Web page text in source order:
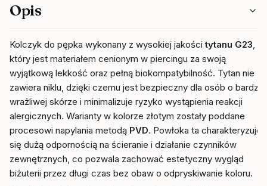
Opis
Kolczyk do pępka wykonany z wysokiej jakościtytanu G23,
który jest materiałem cenionym w piercingu za swoją
wyjątkową lekkość oraz pełną biokompatybilność. Tytan nie
zawiera niklu, dzięki czemu jest bezpieczny dla osób o bardzo
wrażliwej skórze i minimalizuje ryzyko wystąpienia reakcji
alergicznych. Warianty w kolorze złotym zostały poddane
procesowi napylania metodą PVD. Powłoka ta charakteryzuje
się dużą odpornością na ścieranie i działanie czynników
zewnętrznych, co pozwala zachować estetyczny wygląd
biżuterii przez długi czas bez obaw o odpryskiwanie koloru.